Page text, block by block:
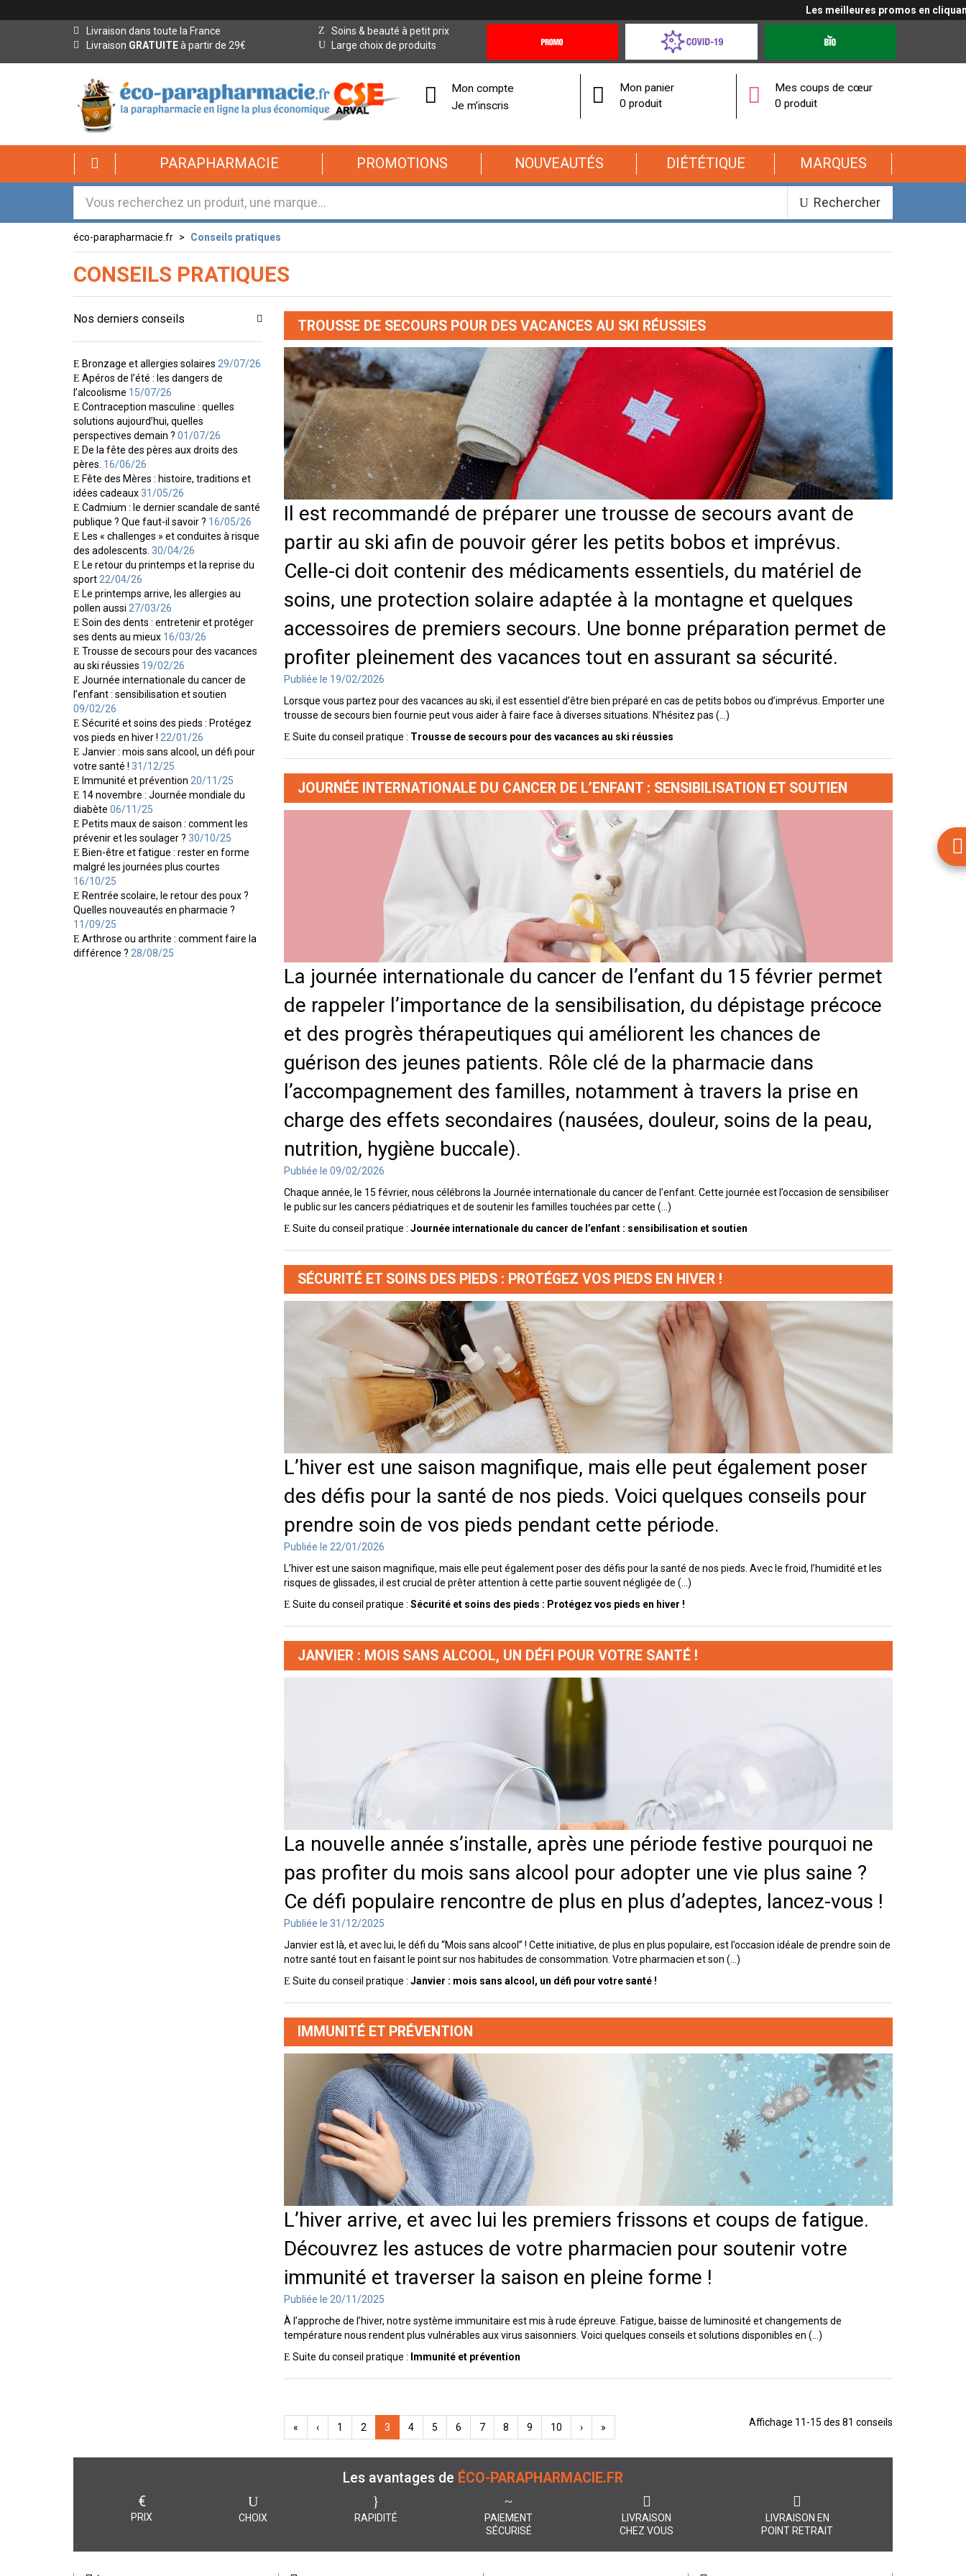
Les meilleures promos en cliquant ici
Livraison dans toute la France
Livraison GRATUITEà partir de 29€
Soins & beauté à petit prix
Large choix de produits
Offres
Coronavirus
Mon compte
Je m’inscris
Mon panier
0 produit
Mes coups de cœur
0 produit
PARAPHARMACIE PROMOTIONS NOUVEAUTÉS DIÉTÉTIQUE MARQUES
Rechercher
éco-parapharmacie.fr Conseils pratiques
CONSEILS PRATIQUES
Nos derniers conseils
Bronzage et allergies solaires 29/07/26
Apéros de l’été : les dangers de
l’alcoolisme 15/07/26
Contraception masculine : quelles
solutions aujourd’hui, quelles
perspectives demain ? 01/07/26
De la fête des pères aux droits des
pères. 16/06/26
Fête des Mères : histoire, traditions et
idées cadeaux31/05/26
Cadmium : le dernier scandale de santé
publique ? Que faut-il savoir ? 16/05/26
Les « challenges » et conduites à risque
des adolescents. 30/04/26
Le retour du printemps et la reprise du
sport 22/04/26
Le printemps arrive, les allergies au
pollen aussi 27/03/26
Soin des dents : entretenir et protéger
ses dents au mieux 16/03/26
Trousse de secours pour des vacances
au ski réussies 19/02/26
Journée internationale du cancer de
l’enfant : sensibilisation et soutien
09/02/26
Sécurité et soins des pieds : Protégez
vos pieds en hiver ! 22/01/26
Janvier : mois sans alcool, un défi pour
votre santé ! 31/12/25
Immunité et prévention 20/11/25
14 novembre : Journée mondiale du
diabète 06/11/25
Petits maux de saison : comment les
prévenir et les soulager ? 30/10/25
Bien-être et fatigue : rester en forme
malgré les journées plus courtes
16/10/25
Rentrée scolaire, le retour des poux ?
Quelles nouveautés en pharmacie ?
11/09/25
Arthrose ou arthrite : comment faire la
différence ? 28/08/25
TROUSSE DE SECOURS POUR DES VACANCES AU SKI RÉUSSIES
Il est recommandé de préparer une trousse de secours avant de
partir au ski afin de pouvoir gérer les petits bobos et imprévus.
Celle-ci doit contenir des médicaments essentiels, du matériel de
soins, une protection solaire adaptée à la montagne et quelques
accessoires de premiers secours. Une bonne préparation permet de
profiter pleinement des vacances tout en assurant sa sécurité.
Publiée le 19/02/2026
Lorsque vous partez pour des vacances au ski, il est essentiel d’être bien préparé en cas de petits bobos ou d’imprévus. Emporter une
trousse de secours bien fournie peut vous aider à faire face à diverses situations. N’hésitez pas (...)
Suite du conseil pratique : Trousse de secours pour des vacances au ski réussies
JOURNÉE INTERNATIONALE DU CANCER DE L’ENFANT : SENSIBILISATION ET SOUTIEN
La journée internationale du cancer de l’enfant du 15 février permet
de rappeler l’importance de la sensibilisation, du dépistage précoce
et des progrès thérapeutiques qui améliorent les chances de
guérison des jeunes patients. Rôle clé de la pharmacie dans
l’accompagnement des familles, notamment à travers la prise en
charge des effets secondaires (nausées, douleur, soins de la peau,
nutrition, hygiène buccale).
Publiée le 09/02/2026
Chaque année, le 15 février, nous célébrons la Journée internationale du cancer de l’enfant. Cette journée est l’occasion de sensibiliser
le public sur les cancers pédiatriques et de soutenir les familles touchées par cette (...)
Suite du conseil pratique : Journée internationale du cancer de l’enfant : sensibilisation et soutien
SÉCURITÉ ET SOINS DES PIEDS : PROTÉGEZ VOS PIEDS EN HIVER !
L’hiver est une saison magnifique, mais elle peut également poser
des défis pour la santé de nos pieds. Voici quelques conseils pour
prendre soin de vos pieds pendant cette période.
Publiée le 22/01/2026
L’hiver est une saison magnifique, mais elle peut également poser des défis pour la santé de nos pieds. Avec le froid, l’humidité et les
risques de glissades, il est crucial de prêter attention à cette partie souvent négligée de (...)
Suite du conseil pratique : Sécurité et soins des pieds : Protégez vos pieds en hiver !
JANVIER : MOIS SANS ALCOOL, UN DÉFI POUR VOTRE SANTÉ !
La nouvelle année s’installe, après une période festive pourquoi ne
pas profiter du mois sans alcool pour adopter une vie plus saine ?
Ce défi populaire rencontre de plus en plus d’adeptes, lancez-vous !
Publiée le 31/12/2025
Janvier est là, et avec lui, le défi du “Mois sans alcool” ! Cette initiative, de plus en plus populaire, est l’occasion idéale de prendre soin de
notre santé tout en faisant le point sur nos habitudes de consommation. Votre pharmacien et son (...)
Suite du conseil pratique : Janvier : mois sans alcool, un défi pour votre santé !
IMMUNITÉ ET PRÉVENTION
L’hiver arrive, et avec lui les premiers frissons et coups de fatigue.
Découvrez les astuces de votre pharmacien pour soutenir votre
immunité et traverser la saison en pleine forme !
Publiée le 20/11/2025
À l’approche de l’hiver, notre système immunitaire est mis à rude épreuve. Fatigue, baisse de luminosité et changements de
température nous rendent plus vulnérables aux virus saisonniers. Voici quelques conseils et solutions disponibles en (...)
Suite du conseil pratique : Immunité et prévention
« ‹ 1 2 3 4 5 6 7 8 9 10 › » Affichage 11-15 des 81 conseils
Les avantages de ÉCO-PARAPHARMACIE.FR
€
PRIX CHOIX RAPIDITÉ
PAIEMENT
SÉCURISÉ
LIVRAISON
CHEZ VOUS
LIVRAISON EN
POINT RETRAIT